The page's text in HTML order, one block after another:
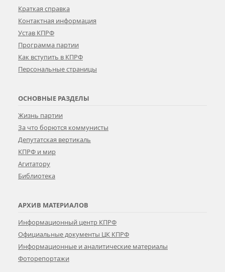
Краткая справка
Контактная информация
Устав КПРФ
Программа партии
Как вступить в КПРФ
Персональные страницы
ОСНОВНЫЕ РАЗДЕЛЫ
Жизнь партии
За что борются коммунисты
Депутатская вертикаль
КПРФ и мир
Агитатору
Библиотека
АРХИВ МАТЕРИАЛОВ
Информационный центр КПРФ
Официальные документы ЦК КПРФ
Информационные и аналитические материалы
Фоторепортажи